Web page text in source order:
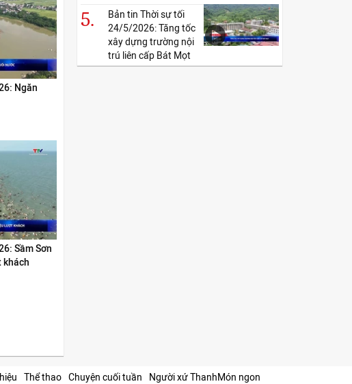
5.
Bản tin Thời sự tối
24/5/2026: Tăng tốc
xây dựng trường nội
trú liên cấp Bát Mọt
Ngăn
Sầm Sơn
khách
Thể thao Chuyện cuối tuần Người xứ ThanhMón ngon